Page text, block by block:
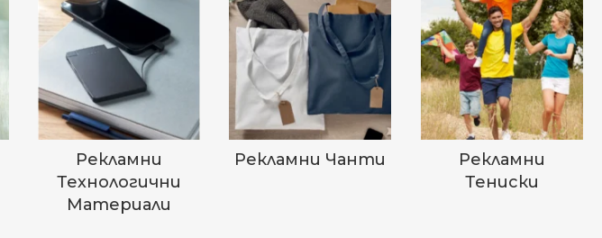
Рекламни
Технологични
Материали
Рекламни Чанти
Рекламни
Тениски